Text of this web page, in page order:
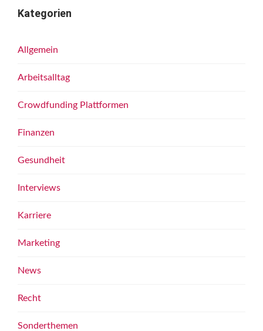
Kategorien
Allgemein
Arbeitsalltag
Crowdfunding Plattformen
Finanzen
Gesundheit
Interviews
Karriere
Marketing
News
Recht
Sonderthemen